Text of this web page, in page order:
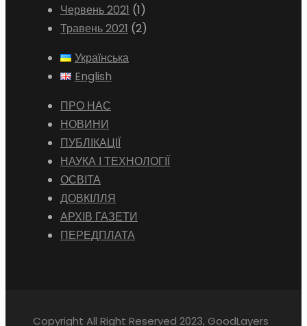
Червень 2021 (1)
Травень 2021 (2)
Українська
English
ПРО НАС
НОВИНИ
ПУБЛІКАЦІЇ
НАУКА І ТЕХНОЛОГІЇ
ОСВІТА
ДОВКІЛЛЯ
АРХІВ ГАЗЕТИ
ПЕРЕДПЛАТА
Copyright All Right Reserved 2023, GoodLayers